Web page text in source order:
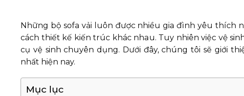
Những bộ sofa vải luôn được nhiều gia đình yêu
cách thiết kế kiến trúc khác nhau. Tuy nhiên việc vệ
cụ vệ sinh chuyên dụng. Dưới đây, chúng tôi sẽ giới
nhất hiện nay.
Mục lục